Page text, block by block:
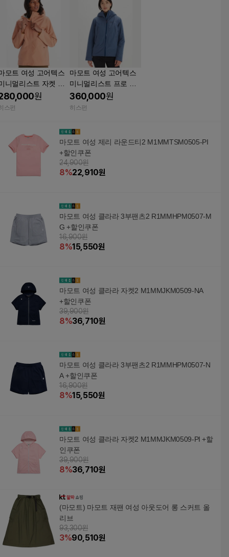
모트 여성 고어텍스
니멀리스트 자켓 Ma
Womens GORE-
Minimalist Jacket
원
스펀
마모트 여성 고어텍스
미니멀리스트 프로 자
켓 Marmot Womens G
ORE-TEX Minimalist Pr
360,000원
히스펀
마모트 여성 제리 라운드티2 M1MMTSM0505-PI
+할인쿠폰
24,900원
8%22,910원
마모트 여성 클라라 3부팬츠2 R1MMHPM0507-M
G +할인쿠폰
16,900원
8%15,550원
마모트 여성 클라라 자켓2 M1MMJKM0509-NA
+할인쿠폰
39,900원
8%36,710원
마모트 여성 클라라 3부팬츠2 R1MMHPM0507-N
A +할인쿠폰
16,900원
8%15,550원
마모트 여성 클라라 자켓2 M1MMJKM0509-PI +할
인쿠폰
39,900원
8%36,710원
(마모트) 마모트 재팬 여성 아웃도어 롱 스커트 올
리브
93,300원
3%90,510원